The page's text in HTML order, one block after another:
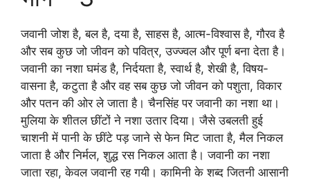
जवानी जोश है, बल है, दया है, साहस है, आत्म-विश्वास है, गौरव है
और सब कुछ जो जीवन को पवित्र, उज्ज्वल और पूर्ण बना देता है।
जवानी का नशा घमंड है, निर्दयता है, स्वार्थ है, शेखी है, विषय-
वासना है, कटुता है और वह सब कुछ जो जीवन को पशुता, विकार
और पतन की ओर ले जाता है। चैनसिंह पर जवानी का नशा था।
मुलिया के शीतल छींटों ने नशा उतार दिया। जैसे उबलती हुई
चाशनी में पानी के छींटे पड़ जाने से फेन मिट जाता है, मैल निकल
जाता है और निर्मल, शुद्ध रस निकल आता है। जवानी का नशा
जाता रहा, केवल जवानी रह गयी। कामिनी के शब्द जितनी आसानी